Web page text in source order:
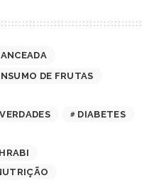
DE FRUTAS
DIABETES